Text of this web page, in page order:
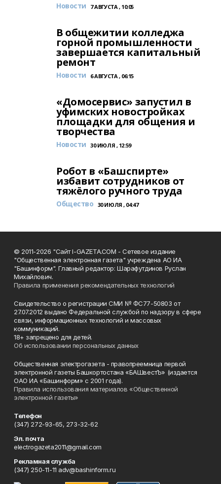
Новости 7 АВГУСТА , 10:05
В общежитии колледжа
горной промышленности
завершается капитальный
ремонт
Новости 6 АВГУСТА , 06:15
«Домосервис» запустил в
уфимских новостройках
площадки для общения и
творчества
Новости 30 ИЮЛЯ , 12:59
Робот в «Башспирте»
избавит сотрудников от
тяжёлого ручного труда
Общество 30 ИЮЛЯ , 04:47
© 2011-2026 "Сайт I-GAZETA.COM - Сетевое издание
"Общественная электронная газета" учреждена АО ИА
"Башинформ". Главный редактор: Шарафутдинов Руслан
Михайлович.
Правила применения рекомендательных технологий
Свидетельство о регистрации СМИ № ФС77-50803 от
27.07.2012 выдано Федеральной службой по надзору в сфере
связи, информационных технологий и массовых
коммуникаций.
18+ запрещено для детей.
Об использовании персональных данных
Общественная электрогазета - правопреемница первой
электронной газеты Башкортостана «БАШвестЪ» (издается
ОАО ИА «Башинформ» с 2001 года).
Правила использования материалов «Общественной
электронной газеты»
Телефон
(347) 272-93-65, 273-32-62
Эл. почта
electrogazeta2011@gmail.com
Рекламная служба
(347) 250-11-11 adv@bashinform.ru